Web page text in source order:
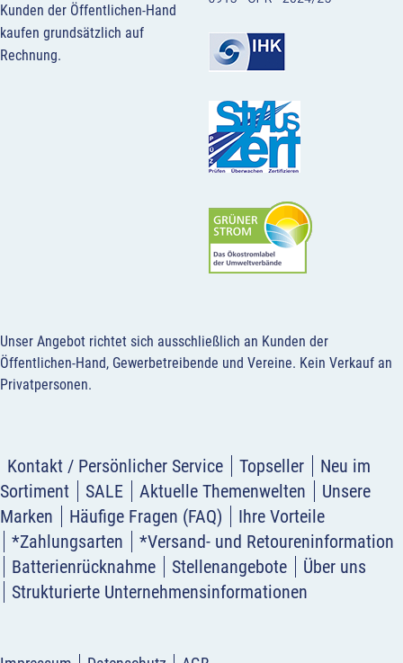
Kunden der Öffentlichen-Hand
kaufen grundsätzlich auf
Rechnung.
Unser Angebot richtet sich ausschließlich an Kunden der
Öffentlichen-Hand, Gewerbetreibende und Vereine. Kein Verkauf an
Privatpersonen.
Kontakt / Persönlicher Service Topseller
Neu im
Sortiment
SALE Aktuelle Themenwelten
Unsere
Marken
Häufige Fragen (FAQ)
Ihre Vorteile
*Zahlungsarten
*Versand- und Retoureninformation
Batterienrücknahme
Stellenangebote
Über uns
Strukturierte Unternehmensinformationen